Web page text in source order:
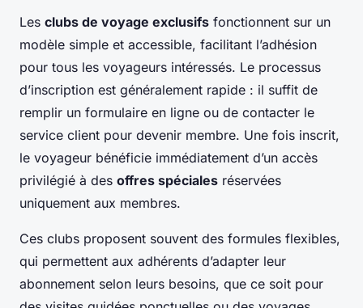
Les clubs de voyage exclusifs fonctionnent sur un
modèle simple et accessible, facilitant l’adhésion
pour tous les voyageurs intéressés. Le processus
d’inscription est généralement rapide : il suffit de
remplir un formulaire en ligne ou de contacter le
service client pour devenir membre. Une fois inscrit,
le voyageur bénéficie immédiatement d’un accès
privilégié à des offres spéciales réservées
uniquement aux membres.
Ces clubs proposent souvent des formules flexibles,
qui permettent aux adhérents d’adapter leur
abonnement selon leurs besoins, que ce soit pour